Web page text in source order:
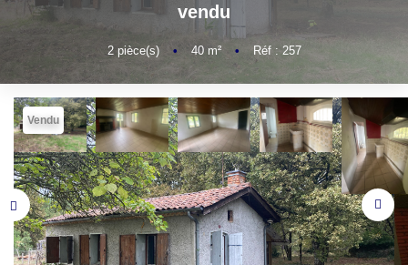
CONTACT
EN
vendu
2pièce(s) • 40m² • Réf : 257
Vendu